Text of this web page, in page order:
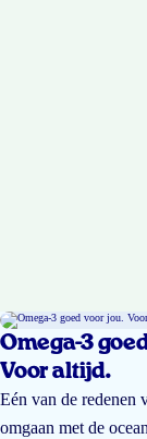
Omega-3
Voor altijd.
Eén van de redenen
omgaan met de